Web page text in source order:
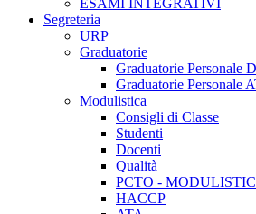
Segreteria
URP
Graduatorie
Graduatorie Personale
Graduatorie Personale
Modulistica
Consigli di Classe
Studenti
Docenti
Qualità
PCTO -
HACCP